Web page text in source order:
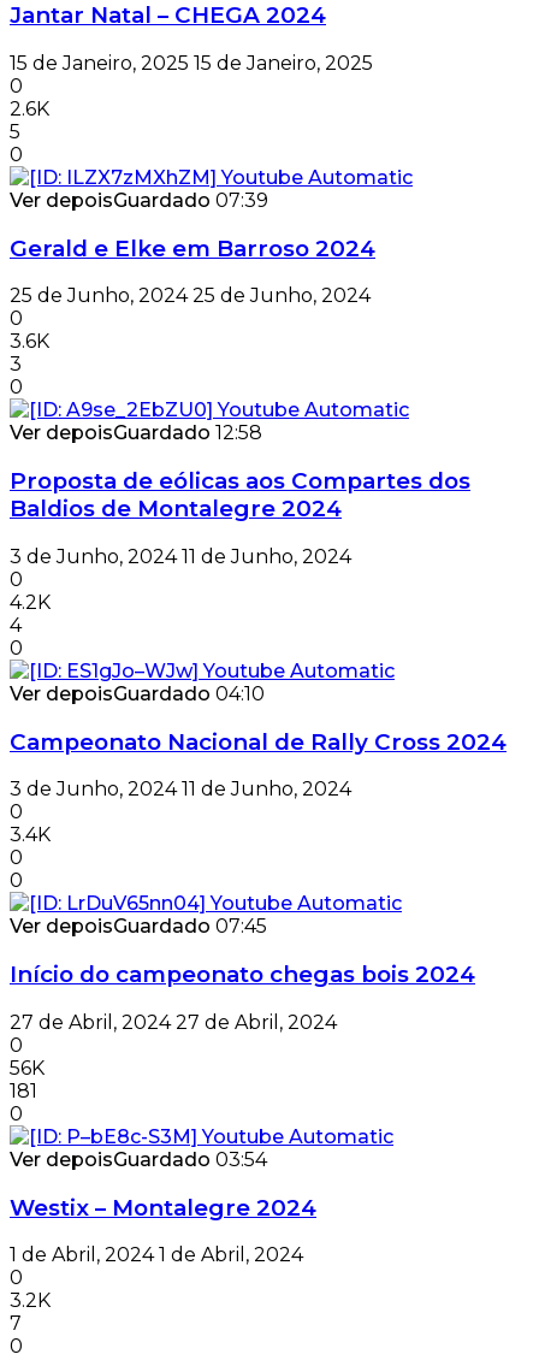
Jantar Natal – CHEGA 2024
15 de Janeiro, 2025 15 de Janeiro, 2025
0
2.6K
5
0
Ver depoisGuardado 07:39
Gerald e Elke em Barroso 2024
25 de Junho, 2024 25 de Junho, 2024
0
3.6K
3
0
Ver depoisGuardado 12:58
Proposta de eólicas aos Compartes dos
Baldios de Montalegre 2024
3 de Junho, 2024 11 de Junho, 2024
0
4.2K
4
0
Ver depoisGuardado 04:10
Campeonato Nacional de Rally Cross 2024
3 de Junho, 2024 11 de Junho, 2024
0
3.4K
0
0
Ver depoisGuardado 07:45
Início do campeonato chegas bois 2024
27 de Abril, 2024 27 de Abril, 2024
0
56K
181
0
Ver depoisGuardado 03:54
Westix – Montalegre 2024
1 de Abril, 2024 1 de Abril, 2024
0
3.2K
7
0